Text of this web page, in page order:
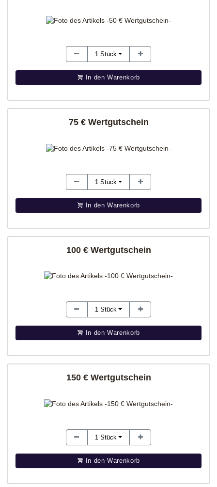
1 Stück
In den Warenkorb
75 € Wertgutschein
1 Stück
In den Warenkorb
100 € Wertgutschein
1 Stück
In den Warenkorb
150 € Wertgutschein
1 Stück
In den Warenkorb